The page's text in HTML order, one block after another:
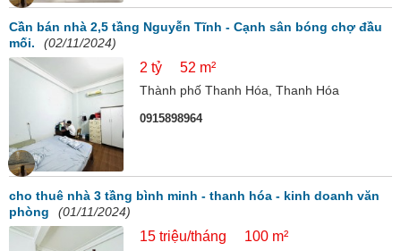
Cần bán nhà 2,5 tầng Nguyễn Tĩnh - Cạnh sân bóng chợ đầu
mối.
(02/11/2024)
2 tỷ 52 m²
Thành phố Thanh Hóa, Thanh Hóa
0915898964
cho thuê nhà 3 tầng bình minh - thanh hóa - kinh doanh văn
phòng
(01/11/2024)
15 triệu/tháng 100 m²